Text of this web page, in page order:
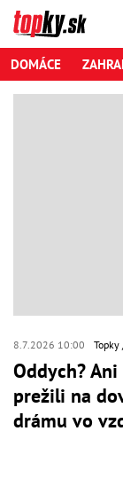
DOMÁCE
8.7.2026 10:00 Topky
Oddych?
prežili na
drámu vo